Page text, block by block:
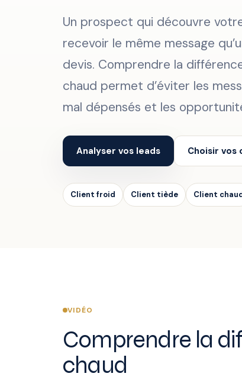
Un prospect qui découvre
recevoir le même message
devis. Comprendre la
chaud permet d’éviter les
mal dépensés et les
Analyser vos leads Choisir vos
Client froid Client tiède Client
VIDÉO
Comprendre la
chaud